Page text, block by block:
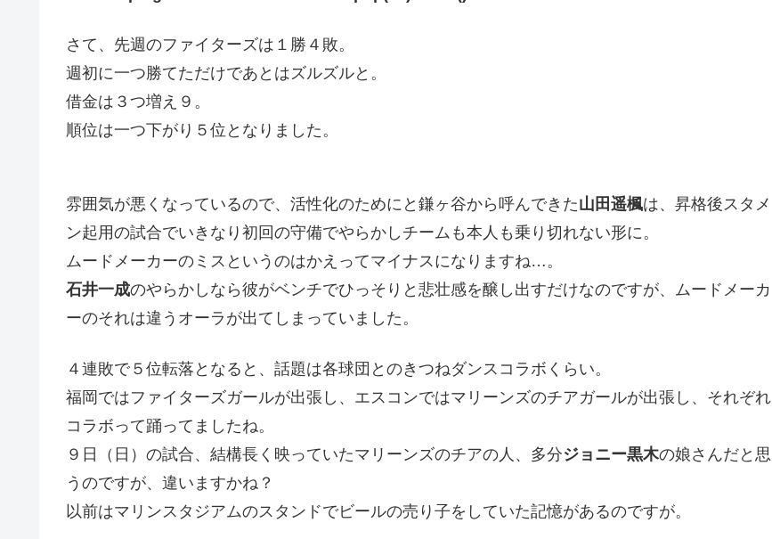
さて、先週のファイターズは１勝４敗。
週初に一つ勝てただけであとはズルズルと。
借金は３つ増え９。
順位は一つ下がり５位となりました。
雰囲気が悪くなっているので、活性化のためにと鎌ヶ谷から呼んできた山田遥楓は、昇格後スタメ
ン起用の試合でいきなり初回の守備でやらかしチームも本人も乗り切れない形に。
ムードメーカーのミスというのはかえってマイナスになりますね…。
石井一成のやらかしなら彼がベンチでひっそりと悲壮感を醸し出すだけなのですが、ムードメーカ
ーのそれは違うオーラが出てしまっていました。
４連敗で５位転落となると、話題は各球団とのきつねダンスコラボくらい。
福岡ではファイターズガールが出張し、エスコンではマリーンズのチアガールが出張し、それぞれ
コラボって踊ってましたね。
９日（日）の試合、結構長く映っていたマリーンズのチアの人、多分ジョニー黒木の娘さんだと思
うのですが、違いますかね？
以前はマリンスタジアムのスタンドでビールの売り子をしていた記憶があるのですが。